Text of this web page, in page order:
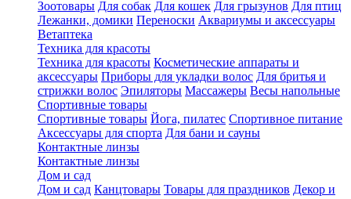
Зоотовары Для собак Для кошек Для грызунов Для птиц
Лежанки, домики Переноски Аквариумы и аксессуары
Ветаптека
Техника для красоты
Техника для красоты Косметические аппараты и
аксессуары Приборы для укладки волос Для бритья и
стрижки волос Эпиляторы Массажеры Весы напольные
Спортивные товары
Спортивные товары Йога, пилатес Спортивное питание
Аксессуары для спорта Для бани и сауны
Контактные линзы
Контактные линзы
Дом и сад
Дом и сад Канцтовары Товары для праздников Декор и